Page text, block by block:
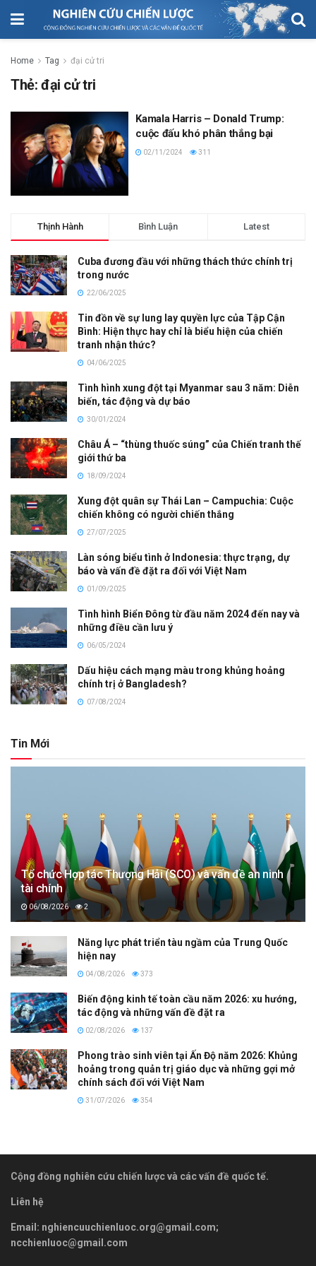
Home Tag đại cử tri
Thẻ:đại cử tri
Kamala Harris – Donald Trump:
cuộc đấu khó phân thắng bại
02/11/2024 311
Thịnh Hành Bình Luận Latest
Cuba đương đầu với những thách thức chính trị
trong nước
22/06/2025
Tin đồn về sự lung lay quyền lực của Tập Cận
Bình: Hiện thực hay chỉ là biểu hiện của chiến
tranh nhận thức?
04/06/2025
Tình hình xung đột tại Myanmar sau 3 năm: Diễn
biến, tác động và dự báo
30/01/2024
Châu Á – “thùng thuốc súng” của Chiến tranh thế
giới thứ ba
18/09/2024
Xung đột quân sự Thái Lan – Campuchia: Cuộc
chiến không có người chiến thắng
27/07/2025
Làn sóng biểu tình ở Indonesia: thực trạng, dự
báo và vấn đề đặt ra đối với Việt Nam
01/09/2025
Tình hình Biển Đông từ đầu năm 2024 đến nay và
những điều cần lưu ý
06/05/2024
Dấu hiệu cách mạng màu trong khủng hoảng
chính trị ở Bangladesh?
07/08/2024
Tin Mới
Tổ chức Hợp tác Thượng Hải (SCO) và vấn đề an ninh
tài chính
06/08/2026 2
Năng lực phát triển tàu ngầm của Trung Quốc
hiện nay
04/08/2026 373
Biến động kinh tế toàn cầu năm 2026: xu hướng,
tác động và những vấn đề đặt ra
02/08/2026 137
Phong trào sinh viên tại Ấn Độ năm 2026: Khủng
hoảng trong quản trị giáo dục và những gợi mở
chính sách đối với Việt Nam
31/07/2026 354
Cộng đồng nghiên cứu chiến lược và các vấn đề quốc tế.
Liên hệ
Email: nghiencuuchienluoc.org@gmail.com;
ncchienluoc@gmail.com